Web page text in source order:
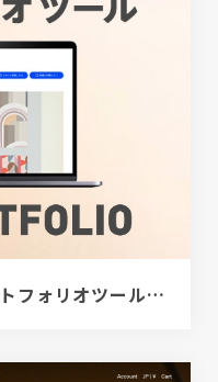
[PR]クリエイター向けポートフォリオツール｜BRIK PORTFOLIO